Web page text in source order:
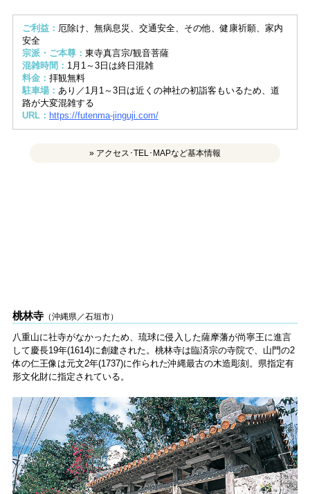
ご利益： 厄除け、無病息災、交通安全、その他、健康祈願、家内
安全
宗派・ご本尊： 東寺真言宗/観音菩薩
混雑時間： 1月1～3日は終日混雑
料金： 拝観無料
駐車場： あり／1月1～3日は近くの神社の初詣客もいるため、道
路が大変混雑する
URL： https://futenma-jinguji.com/
» アクセス･TEL･MAPなど基本情報
桃林寺（沖縄県／石垣市）
八重山に社寺がなかったため、琉球に侵入した薩摩藩が尚寧王に進言
して慶長19年(1614)に創建された。桃林寺は臨済宗の寺院で、山門の2
体の仁王像は元文2年(1737)に作られた沖縄最古の木造彫刻。県指定有
形文化財に指定されている。